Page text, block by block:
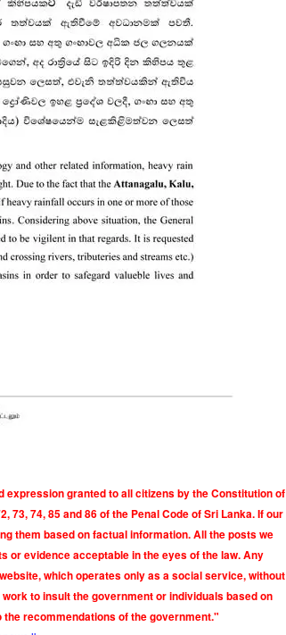
granted to all citizens by the Constitution of
74, 85 and 86 of the Penal Code of Sri Lanka. If our
them based on factual information. All the posts we
or evidence acceptable in the eyes of the law. Any
which operates only as a social service, without
to insult the government or individuals based on
recommendations of the government."